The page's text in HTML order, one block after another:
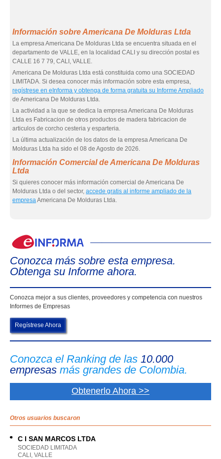
Información sobre Americana De Molduras Ltda
La empresa Americana De Molduras Ltda se encuentra situada en el
departamento de VALLE, en la localidad CALI y su dirección postal es
CALLE 16 7 79, CALI, VALLE.
Americana De Molduras Ltda está constituida como una SOCIEDAD
LIMITADA. Si desea conocer más información sobre esta empresa,
regístrese en eInforma y obtenga de forma gratuita su Informe Ampliado
de Americana De Molduras Ltda.
La actividad a la que se dedica la empresa Americana De Molduras
Ltda es Fabricacion de otros productos de madera fabricacion de
articulos de corcho cesteria y esparteria.
La última actualización de los datos de la empresa Americana De
Molduras Ltda ha sido el 08 de Agosto de 2026.
Información Comercial de Americana De Molduras
Ltda
Si quieres conocer más información comercial de Americana De
Molduras Ltda o del sector, accede gratis al informe ampliado de la
empresaAmericana De Molduras Ltda.
Conozca más sobre esta empresa.
Obtenga su Informe ahora.
Conozca mejor a sus clientes, proveedores y competencia con nuestros
Informes de Empresas
Regístrese Ahora
Conozca el Ranking de las 10.000
empresas más grandes de Colombia.
Obtenerlo Ahora >>
Otros usuarios buscaron
C I SAN MARCOS LTDA
SOCIEDAD LIMITADA
CALI, VALLE